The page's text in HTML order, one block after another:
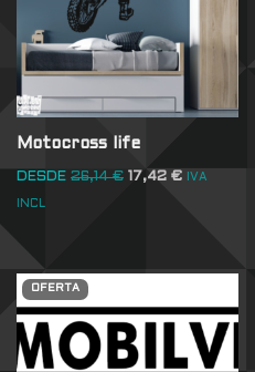
Motocross life
DESDE 26,14€ 17,42 € IVA
INCL
OFERTA